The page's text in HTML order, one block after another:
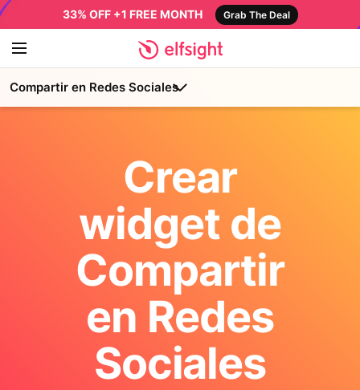
33% OFF +1 FREE MONTH Grab The Deal
Compartir en Redes Sociales
Crear
widget de
Compartir
en Redes
Sociales